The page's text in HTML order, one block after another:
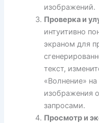
изображений.
Проверка и
интуитивно
экраном для
текст,
«Волнение»
изображения
запросами.
Просмотр и